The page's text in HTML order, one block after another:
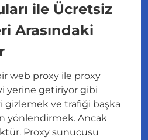
ile Ücretsiz
Arasındaki
web proxy ile proxy
yerine getiriyor gibi
gizlemek ve trafiği başka
yönlendirmek. Ancak
Proxy sunucusu